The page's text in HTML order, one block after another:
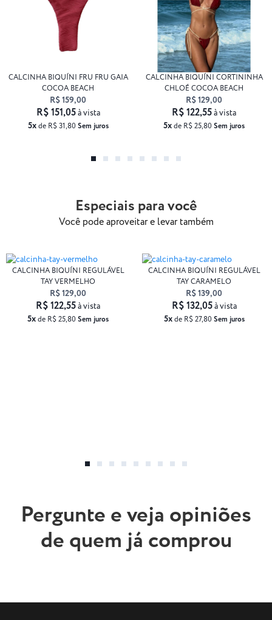
CALCINHA BIQUÍNI FRU FRU GAIA
COCOA BEACH
R$ 159,00
5xde R$ 31,80 Sem juros
R$ 151,05à vista
CALCINHA BIQUÍNI CORTININHA
CHLOÉ COCOA BEACH
R$ 129,00
5xde R$ 25,80 Sem juros
R$ 122,55à vista
Especiais para você
Você pode aproveitar e levar também
CALCINHA BIQUÍNI REGULÁVEL
TAY VERMELHO
R$ 129,00
5xde R$ 25,80 Sem juros
R$ 122,55à vista
CALCINHA BIQUÍNI REGULÁVEL
TAY CARAMELO
R$ 139,00
5xde R$ 27,80 Sem juros
R$ 132,05à vista
Pergunte e veja opiniões
de quem já comprou